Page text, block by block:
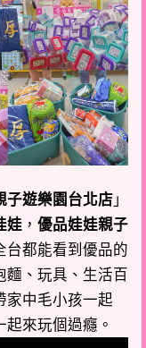
子遊樂園台北店」
娃 ， 優品娃娃親子
台都能看到優品的
麵、玩具、生活百
家中毛小孩一起
來玩個過癮。